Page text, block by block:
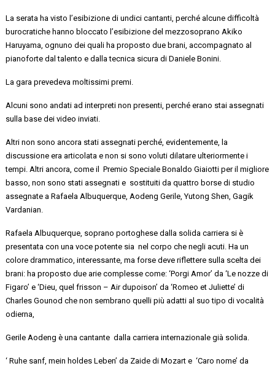
La serata ha visto l’esibizione di undici cantanti, perché alcune difficoltà
burocratiche hanno bloccato l’esibizione del mezzosoprano Akiko
Haruyama , ognuno dei quali ha proposto due brani, accompagnato al
pianoforte dal talento e dalla tecnica sicura diDaniele Bonini
Lagara prevedeva moltissimi premi.
Alcuni sono andati ad interpreti non presenti, perché erano stai assegnati
sulla base dei video inviati.
Altri non sono ancora stati assegnati perché, evidentemente, la
discussione era articolata e non si sono voluti dilatare ulteriormente i
tempi. Altri ancora, comeilPremio Speciale Bonaldo Giaiotti per il migliore
basso,non sono stati assegnati e sostituiti daquattro borse di studio
assegnate aRafaela Albuquerque, Aodeng Gerile ,Yutong Shen ,Gagik
Vardanian
Rafaela Albuquerque soprano portoghese dalla solida carriera si è
presentata con una voce potente sia nel corpo che negli acuti. Ha un
colore drammatico, interessante, ma forse deve riflettere sulla scelta dei
brani: ha proposto due arie complesse come: ‘Porgi Amor’ da ‘Le nozze di
Figaro’ e ‘Dieu , quelfrisson – Airdupoison’ da ‘Romeo et Juliette’ di
Charles Gounodche non sembrano quelli più adatti al suo tipo di vocalità
odierna,
Gerile Aodeng èunacantante dalla carriera internazionale già solida.
‘Ruhe sanf ,mein holdes Leben’ da Zaide di Mozarte ‘Caro nome’ da